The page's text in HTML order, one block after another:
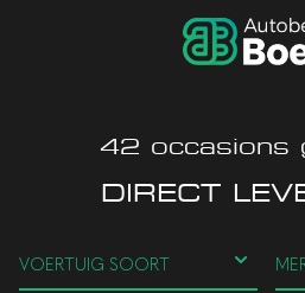
42 occasions
DIRECT